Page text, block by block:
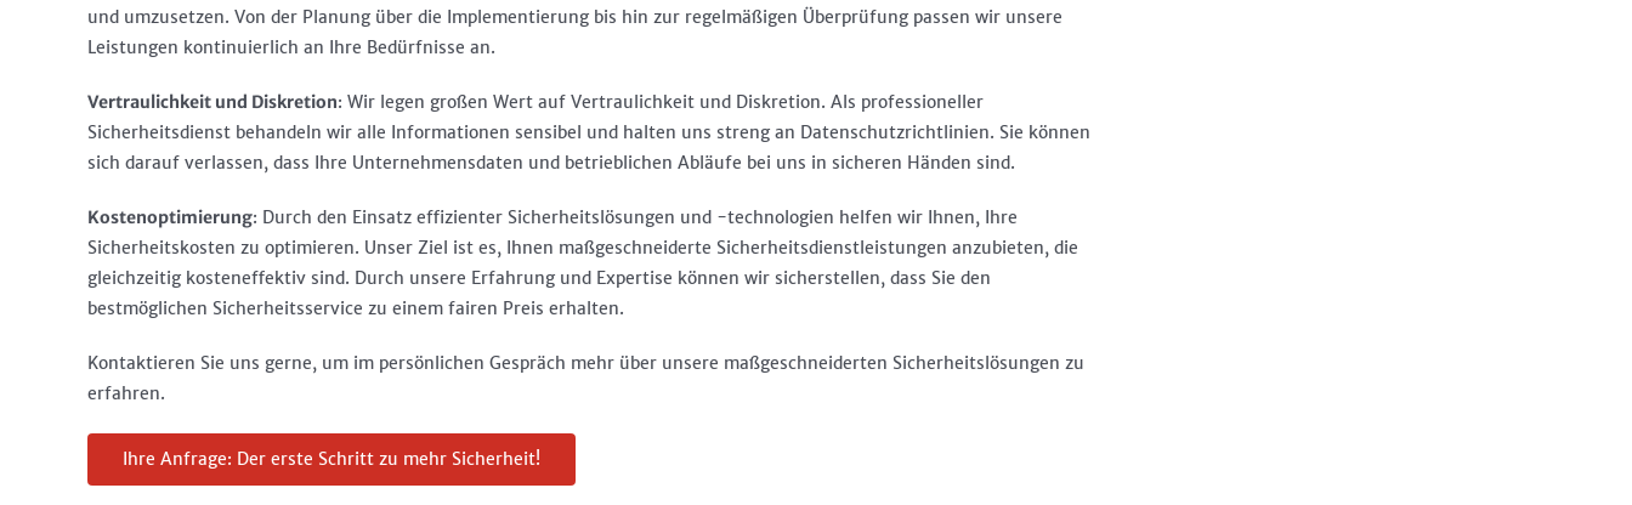
und umzusetzen. Von der Planung über die Implementierung bis hin zur regelmäßigen Überprüfung passen wir unsere
Leistungen kontinuierlich an Ihre Bedürfnisse an.
Vertraulichkeit und Diskretion: Wir legen großen Wert auf Vertraulichkeit und Diskretion. Als professioneller
Sicherheitsdienst behandeln wir alle Informationen sensibel und halten uns streng an Datenschutzrichtlinien. Sie können
sich darauf verlassen, dass Ihre Unternehmensdaten und betrieblichen Abläufe bei uns in sicheren Händen sind.
Kostenoptimierung: Durch den Einsatz effizienter Sicherheitslösungen und -technologien helfen wir Ihnen, Ihre
Sicherheitskosten zu optimieren. Unser Ziel ist es, Ihnen maßgeschneiderte Sicherheitsdienstleistungen anzubieten, die
gleichzeitig kosteneffektiv sind. Durch unsere Erfahrung und Expertise können wir sicherstellen, dass Sie den
bestmöglichen Sicherheitsservice zu einem fairen Preis erhalten.
Kontaktieren Sie uns gerne, um im persönlichen Gespräch mehr über unsere maßgeschneiderten Sicherheitslösungen zu
erfahren.
Ihre Anfrage: Der erste Schritt zu mehr Sicherheit!